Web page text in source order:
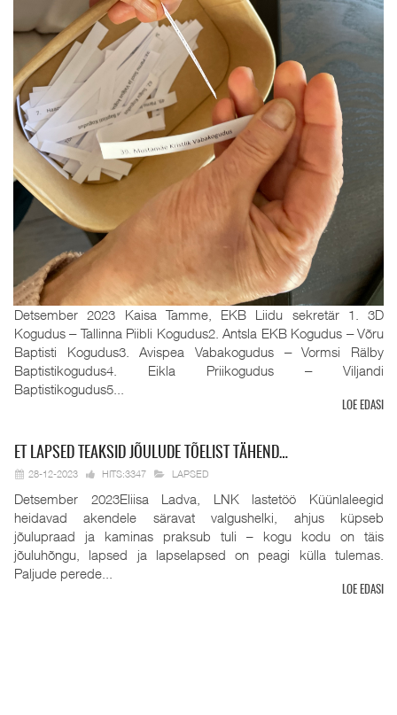
Detsember 2023 Kaisa Tamme, EKB Liidu sekretär 1. 3D
Kogudus ‒ Tallinna Piibli Kogudus2. Antsla EKB Kogudus ‒ Võru
Baptisti Kogudus3. Avispea Vabakogudus ‒ Vormsi Rälby
Baptistikogudus4. Eikla Priikogudus ‒ Viljandi
Baptistikogudus5...
LOE EDASI
ET LAPSED TEAKSID JÕULUDE TÕELIST TÄHEND…
28-12-2023 HITS:3347 LAPSED
Detsember 2023Eliisa Ladva, LNK lastetöö Küünlaleegid
heidavad akendele säravat valgushelki, ahjus küpseb
jõulupraad ja kaminas praksub tuli – kogu kodu on täis
jõuluhõngu, lapsed ja lapselapsed on peagi külla tulemas.
Paljude perede...
LOE EDASI